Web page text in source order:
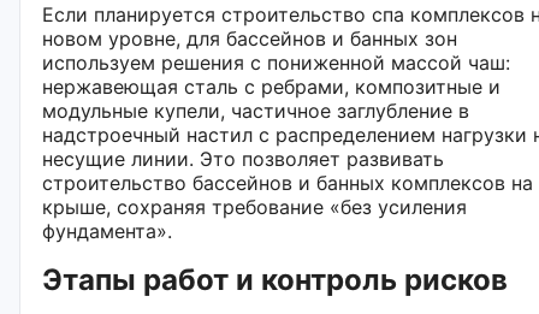
Если планируется строительство спа комплексов
новом уровне, для бассейнов и банных зон
используем решения с пониженной массой чаш:
нержавеющая сталь с ребрами, композитные и
модульные купели, частичное заглубление в
надстроечный настил с распределением нагрузки
несущие линии. Это позволяет развивать
строительство бассейнов и банных комплексов на
крыше, сохраняя требование «без усиления
фундамента».
Этапы работ и контроль рисков